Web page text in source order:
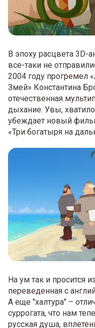
В эпоху расцвета 3D-
все-таки не
2004 году прогремел
Змей» Константина
отечественная
дыхание. Увы,
убеждает новый
«Три богатыря на
На ум так и просится
переведенная с
А еще "халтура" –
суррогата, что нам
русская душа,